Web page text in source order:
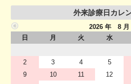
外来診療日カレ
2026 年 8 月
日
月 火 水
2
3 4 5
9
10 11 12